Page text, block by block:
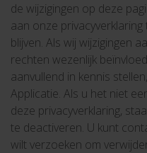
de wijzigingen op deze
aan onze
blijven. Als wij wijzigingen
rechten wezenlijk
aanvullend in kennis
Applicatie. Als u het niet
deze privacyverklaring,
te deactiveren. U kunt
wilt verzoeken om